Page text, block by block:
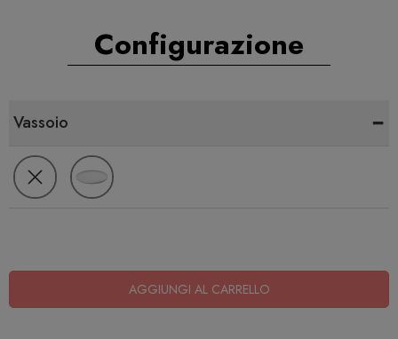
Configurazione
Vassoio -
AGGIUNGI AL CARRELLO